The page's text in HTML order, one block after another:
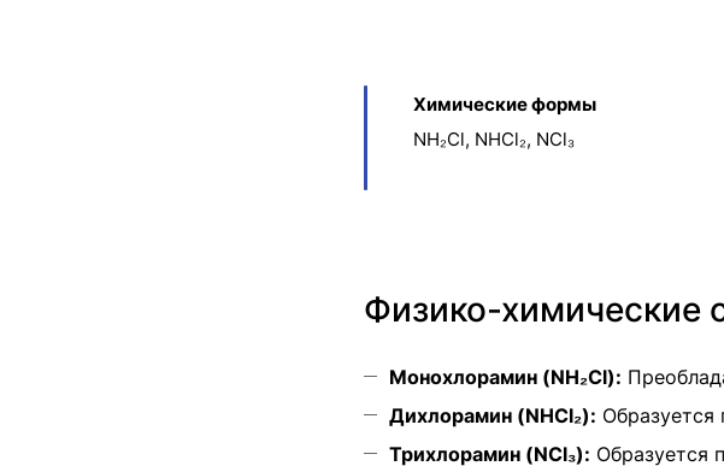
Химические формы
NH₂Cl, NHCl₂, NCl₃
Физико-химические
Монохлорамин (NH₂Cl):
Дихлорамин (NHCl₂): Образуется
Трихлорамин (NCl₃): Образуется